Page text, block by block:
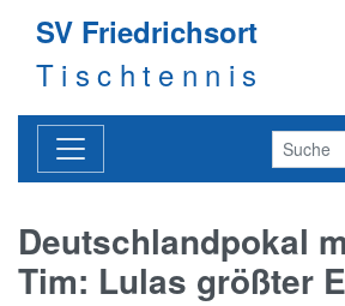
SV Friedrichsort
Tischtennis
Deutschlandpokal
Tim: Lulas größter